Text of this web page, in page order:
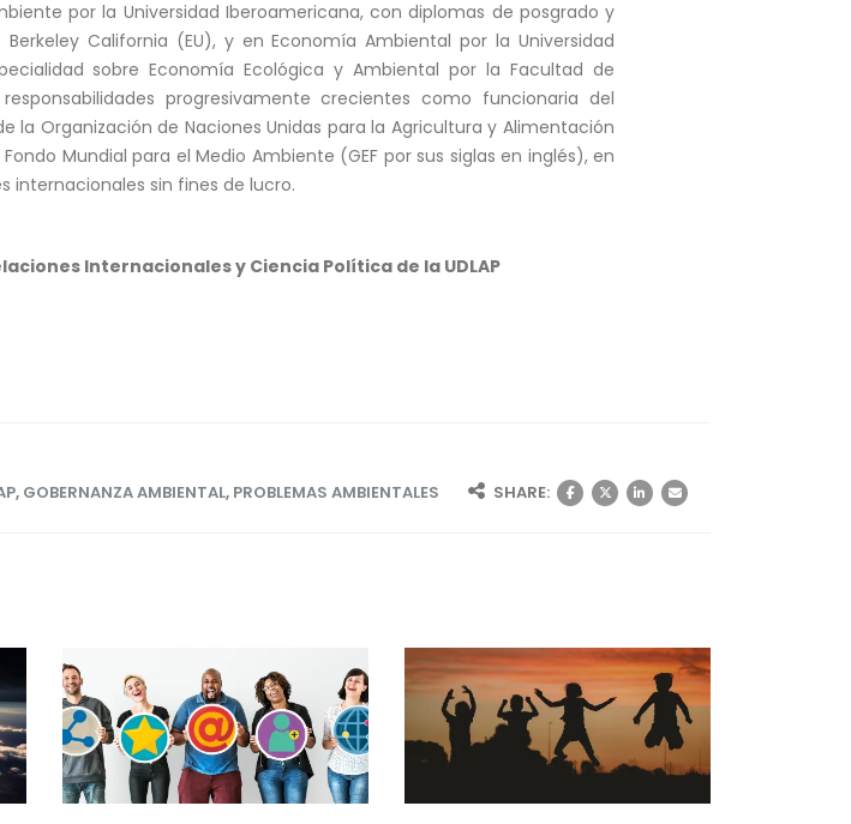
por la Universidad Iberoamericana, con diplomas de posgrado y
California (EU), y en Economía Ambiental por la Universidad
sobre Economía Ecológica y Ambiental por la Facultad de
progresivamente crecientes como funcionaria del
la Organización de Naciones Unidas para la Agricultura y Alimentación
Mundial para el Medio Ambiente (GEF por sus siglas en inglés), en
internacionales sin fines de lucro.
Internacionales y Ciencia Política de la UDLAP
, GOBERNANZA AMBIENTAL, PROBLEMAS AMBIENTALES SHARE: